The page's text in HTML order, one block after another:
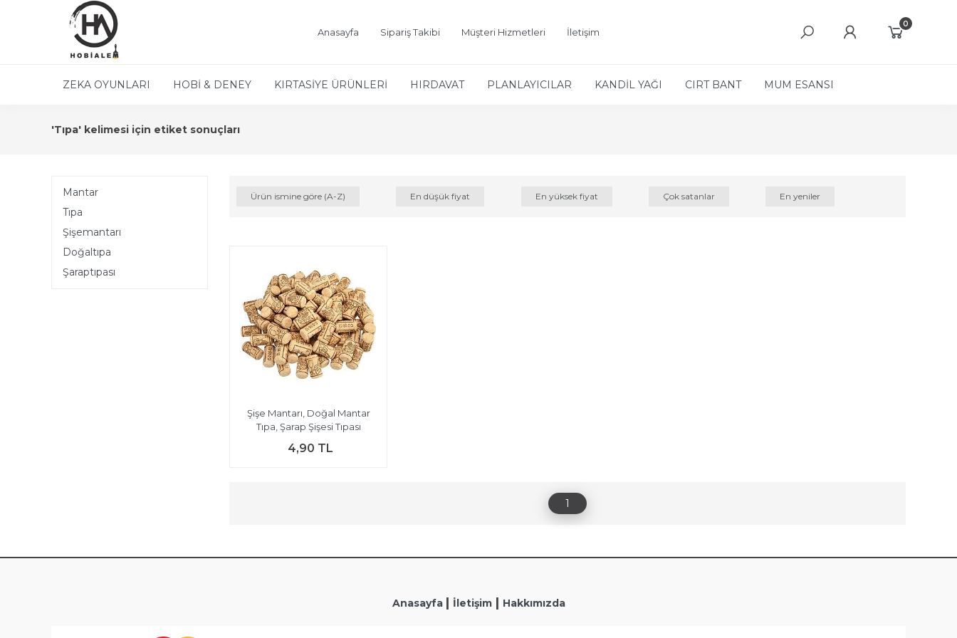
Anasayfa Sipariş Takibi Müşteri Hizmetleri İletişim
0
ZEKA OYUNLARI HOBİ & DENEY KIRTASİYE ÜRÜNLERİ HIRDAVAT PLANLAYICILAR KANDİL YAĞI CIRT BANT MUM ESANSI
'Tıpa' kelimesi için etiket sonuçları
Mantar
Tıpa
Şişemantarı
Doğaltıpa
Şaraptıpası
Ürün ismine göre (A-Z) En düşük fiyat En yüksek fiyat Çok satanlar En yeniler
Şişe Mantarı, Doğal Mantar
Tıpa, Şarap Şişesi Tıpası
4,90 TL
1
Anasayfa | İletişim| Hakkımızda